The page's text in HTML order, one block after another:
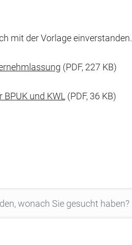
mit der Vorlage einverstanden.
(PDF, 227 KB)
und KWL (PDF, 36 KB)